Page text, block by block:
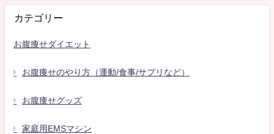
カテゴリー
お腹痩せダイエット
お腹痩せのやり方（運動/食事/サプリなど）
お腹痩せグッズ
家庭用EMSマシン